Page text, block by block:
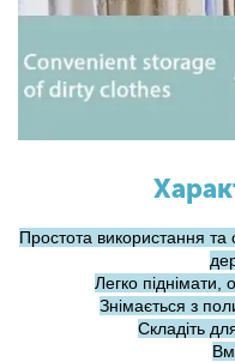
Простота використання та
Легко піднімати,
Знімається з
Складіть